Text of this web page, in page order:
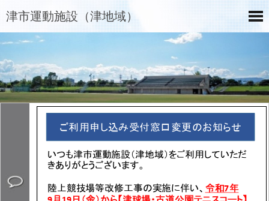
津市運動施設（津地域）